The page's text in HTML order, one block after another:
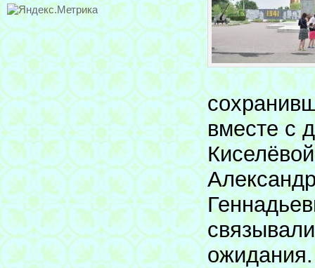
вместе с